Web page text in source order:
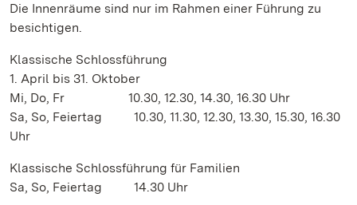
Die Innenräume sind nur im Rahmen einer Führung zu
besichtigen.
Klassische Schlossführung
1. April bis 31. Oktober
Mi, Do, Fr 10.30, 12.30, 14.30, 16.30 Uhr
Sa, So, Feiertag 10.30, 11.30, 12.30, 13.30, 15.30, 16.30
Uhr
Klassische Schlossführung für Familien
Sa, So, Feiertag 14.30 Uhr